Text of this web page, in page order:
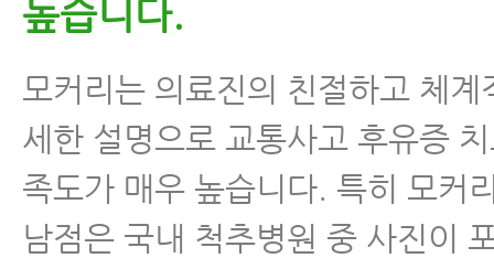
높습니다.
모커리는 의료진의 친절하고 체계
세한 설명으로 교통사고 후유증
족도가 매우 높습니다. 특히 모커
남점은 국내 척추병원 중 사진이